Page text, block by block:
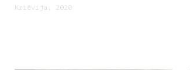
Krievija, 2020